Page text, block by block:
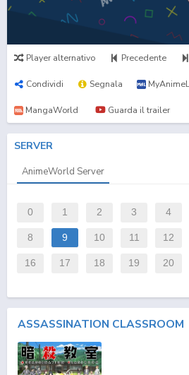
Player alternativo Precedente
Condividi Segnala
MangaWorld Guarda il trailer
SERVER
AnimeWorld Server
0 1 2 3 4
8 9 10 11 12
16 17 18 19 20
ASSASSINATION CLASSROOM